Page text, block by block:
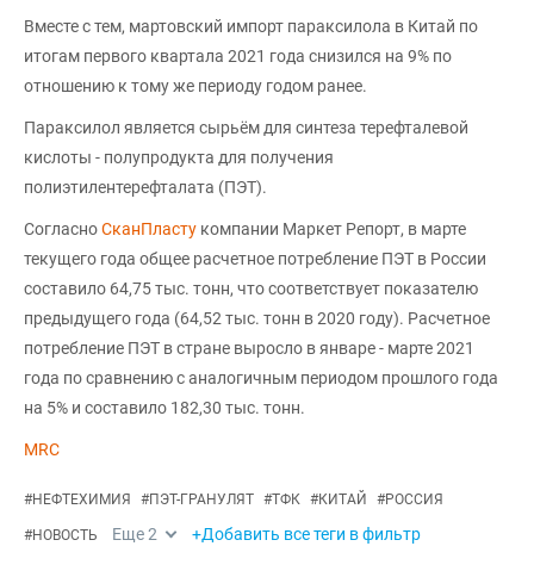
Вместе с тем, мартовский импорт параксилола в Китай по
итогам первого квартала 2021 года снизился на 9% по
отношению к тому же периоду годом ранее.
Параксилол является сырьём для синтеза терефталевой
кислоты - полупродукта для получения
полиэтилентерефталата (ПЭТ).
СогласноСканПласту компании Маркет Репорт, в марте
текущего года общее расчетное потребление ПЭТ в России
составило 64,75 тыс. тонн, что соответствует показателю
предыдущего года (64,52 тыс. тонн в 2020 году). Расчетное
потребление ПЭТ в стране выросло в январе - марте 2021
года по сравнению с аналогичным периодом прошлого года
на 5% и составило 182,30 тыс. тонн.
MRC
#НЕФТЕХИМИЯ #ПЭТ-ГРАНУЛЯТ #ТФК #КИТАЙ #РОССИЯ
#НОВОСТЬ Еще2 +Добавить все теги в фильтр